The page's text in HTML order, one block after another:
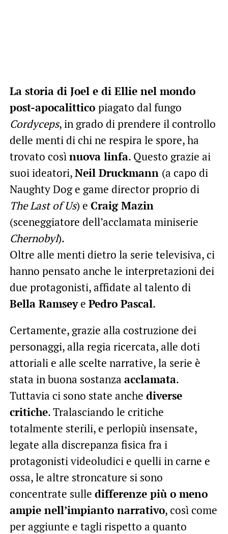
La storia di Joel e di Ellie nel mondo
post-apocalittico piagato dal fungo
Cordyceps, in grado di prendere il controllo
delle menti di chi ne respira le spore, ha
trovato cosìnuova linfa. Questo grazie ai
suoi ideatori,Neil Druckmann (a capo di
Naughty Dog e game director proprio di
The Last of Us) e Craig Mazin
(sceneggiatore dell’acclamata miniserie
Chernobyl).
Oltre alle menti dietro la serie televisiva, ci
hanno pensato anche le interpretazioni dei
due protagonisti, affidate al talento di
Bella Ramseye Pedro Pascal.
Certamente, grazie alla costruzione dei
personaggi, alla regia ricercata, alle doti
attoriali e alle scelte narrative, la serie è
stata in buona sostanza acclamata.
Tuttavia ci sono state anche diverse
critiche. Tralasciando le critiche
totalmente sterili, e perlopiù insensate,
legate alla discrepanza fisica fra i
protagonisti videoludici e quelli in carne e
ossa, le altre stroncature si sono
concentrate sulle differenze più o meno
ampie nell’impianto narrativo, così come
per aggiunte e tagli rispetto a quanto